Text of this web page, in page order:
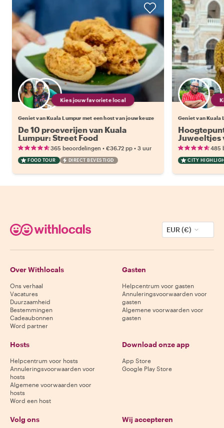
Kies jouw favoriete local
Geniet van Kuala Lumpur met een host van jouw keuze
De 10 proeverijen van Kuala
Lumpur: Street Food
365 beoordelingen • €36.72 pp • 3 uur
FOOD TOUR DIRECT BEVESTIGD
Geniet van Kuala
Juweeltjes
485
CITY
EUR (€)
Over Withlocals
Ons verhaal
Vacatures
Duurzaamheid
Bestemmingen
Cadeaubonnen
Word partner
Gasten
Helpcentrum voor gasten
Annuleringsvoorwaarden voor
gasten
Algemene voorwaarden voor
gasten
Hosts
Helpcentrum voor hosts
Annuleringsvoorwaarden voor
hosts
Algemene voorwaarden voor
hosts
Word een host
Download onze app
App Store
Google Play Store
Volg ons Wij accepteren